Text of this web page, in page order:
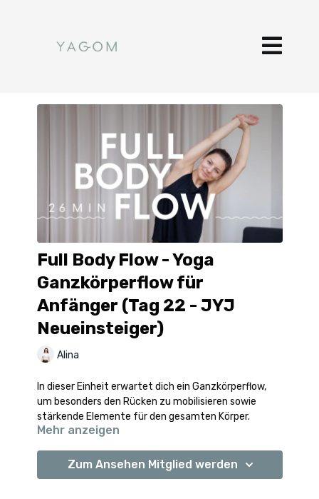
Full Body Flow - Yoga
Ganzkörperflow für
Anfänger (Tag 22 - JYJ
Neueinsteiger)
Alina
In dieser Einheit erwartet dich ein Ganzkörperflow,
um besonders den Rücken zu mobilisieren sowie
stärkende Elemente für den gesamten Körper.
Die Entspannung kommt wie immer nicht zu kurz :-)
Viel Freude mit der Einheit!
Mehr anzeigen
Zum Ansehen Mitglied werden